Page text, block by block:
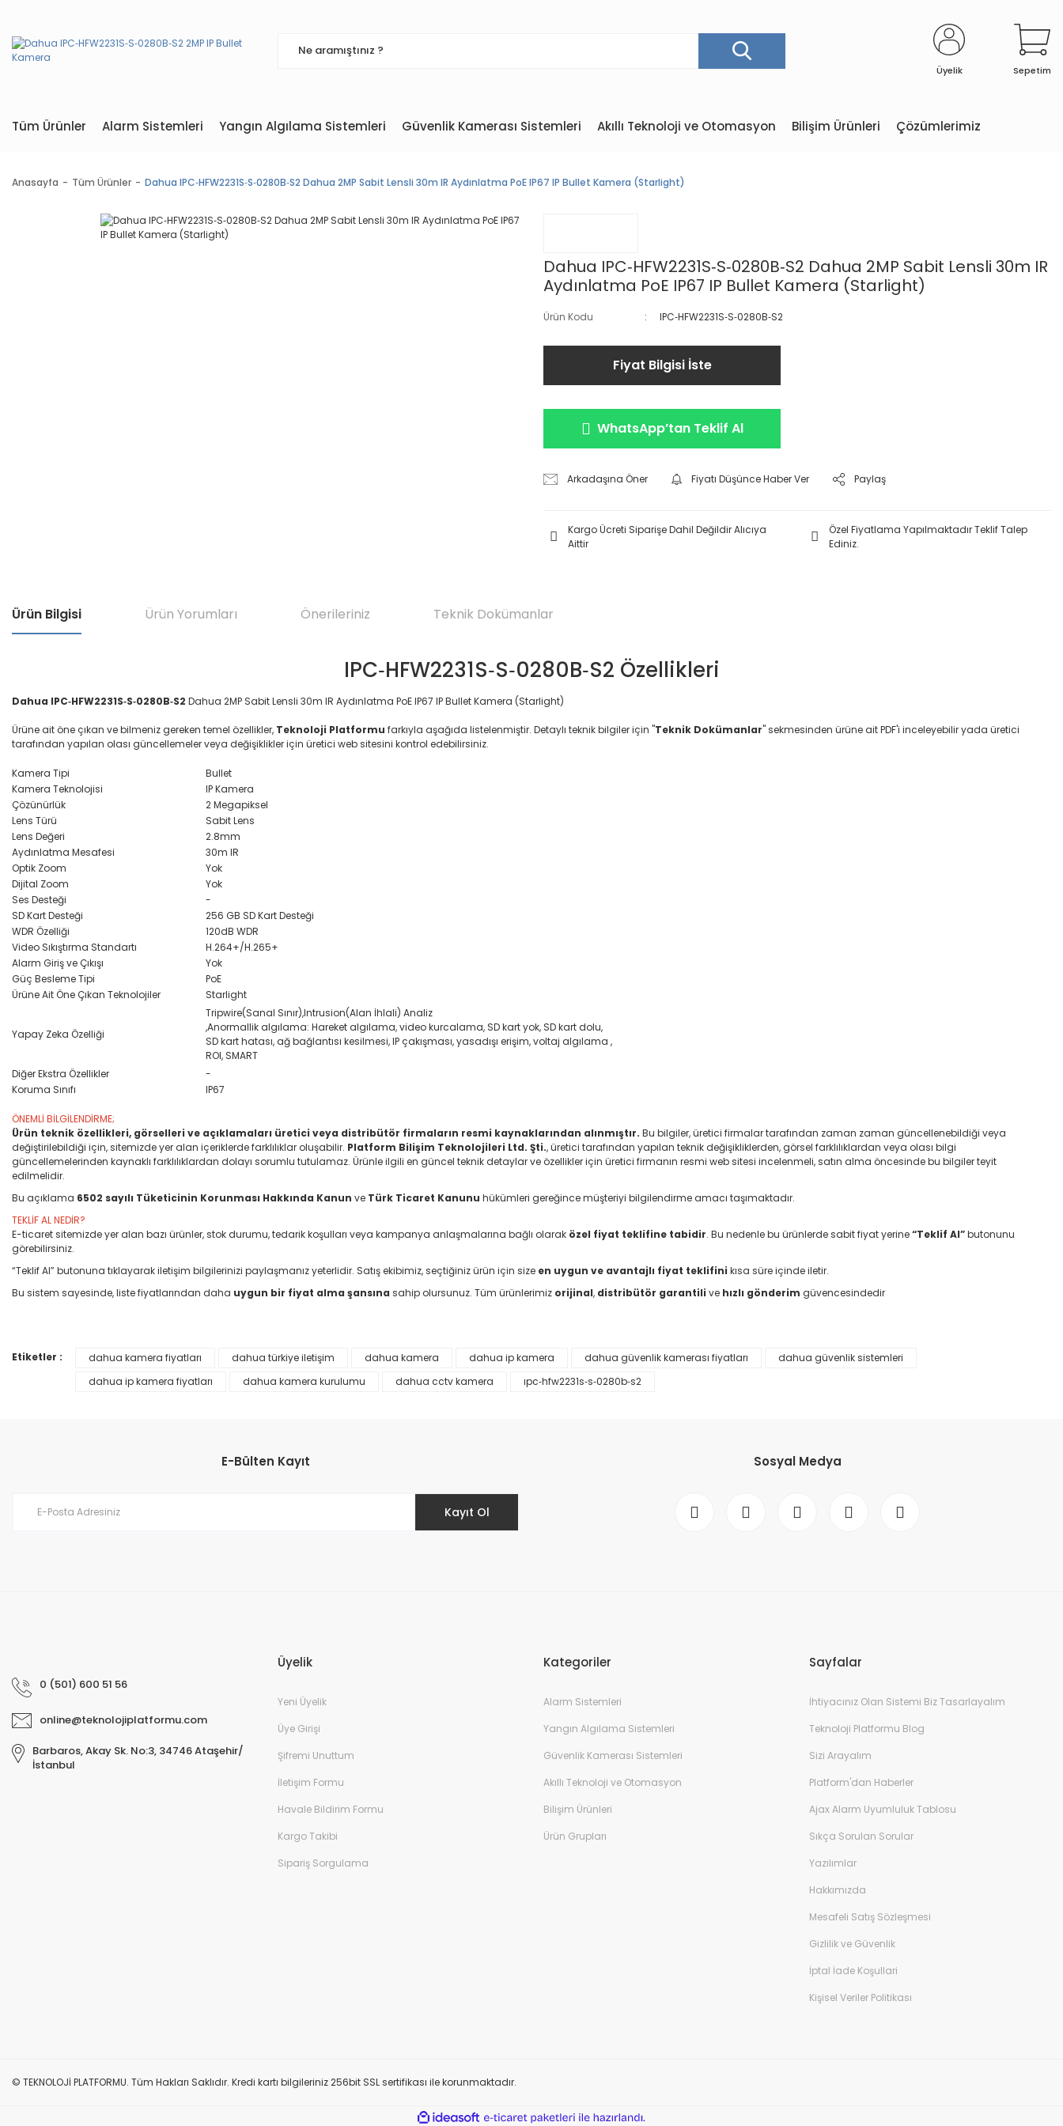
Üyelik Sepetim
Tüm Ürünler Alarm Sistemleri Yangın Algılama Sistemleri Güvenlik Kamerası Sistemleri Akıllı Teknoloji ve Otomasyon Bilişim Ürünleri Çözümlerimiz
Anasayfa Tüm Ürünler Dahua IPC‐HFW2231S‐S‐0280B‐S2 Dahua 2MP Sabit Lensli 30m IR Aydınlatma PoE IP67 IP Bullet Kamera (Starlight)
Dahua IPC‐HFW2231S‐S‐0280B‐S2 Dahua 2MP Sabit Lensli 30m IR
Aydınlatma PoE IP67 IP Bullet Kamera (Starlight)
Ürün Kodu IPC‐HFW2231S‐S‐0280B‐S2
Fiyat Bilgisi İste
WhatsApp’tan Teklif Al
Arkadaşına Öner Fiyatı Düşünce Haber Ver Paylaş
Kargo Ücreti Siparişe Dahil Değildir Alıcıya
Aittir
Özel Fiyatlama Yapılmaktadır Teklif Talep
Ediniz.
Ürün Bilgisi Ürün Yorumları Önerileriniz Teknik Dokümanlar
IPC‐HFW2231S‐S‐0280B‐S2 Özellikleri
Dahua IPC‐HFW2231S‐S‐0280B‐S2 Dahua 2MP Sabit Lensli 30m IR Aydınlatma PoE IP67 IP Bullet Kamera (Starlight)
Ürüne ait öne çıkan ve bilmeniz gereken temel özellikler, Teknoloji Platformu farkıyla aşağıda listelenmiştir. Detaylı teknik bilgiler için "Teknik Dokümanlar" sekmesinden ürüne ait PDF'i inceleyebilir yada üretici
tarafından yapılan olası güncellemeler veya değişiklikler için üretici web sitesini kontrol edebilirsiniz.
Kamera Tipi
Bullet
Kamera Teknolojisi
IP Kamera
Çözünürlük
2 Megapiksel
Lens Türü
Sabit Lens
Lens Değeri
2.8mm
Aydınlatma Mesafesi
30m IR
Optik Zoom
Yok
Dijital Zoom
Yok
Ses Desteği
-
SD Kart Desteği
256 GB SD Kart Desteği
WDR Özelliği
120dB WDR
Video Sıkıştırma Standartı
H.264+/H.265+
Alarm Giriş ve Çıkışı
Yok
Güç Besleme Tipi
PoE
Ürüne Ait Öne Çıkan Teknolojiler
Starlight
Yapay Zeka Özelliği
Tripwire(Sanal Sınır),Intrusion(Alan İhlali) Analiz
,Anormallik algılama: Hareket algılama, video kurcalama, SD kart yok, SD kart dolu,
SD kart hatası, ağ bağlantısı kesilmesi, IP çakışması, yasadışı erişim, voltaj algılama ,
ROI, SMART
Diğer Ekstra Özellikler
-
Koruma Sınıfı
IP67
ÖNEMLİ BİLGİLENDİRME;
Ürün teknik özellikleri, görselleri ve açıklamaları üretici veya distribütör firmaların resmi kaynaklarından alınmıştır. Bu bilgiler, üretici firmalar tarafından zaman zaman güncellenebildiği veya
değiştirilebildiği için, sitemizde yer alan içeriklerde farklılıklar oluşabilir. Platform Bilişim Teknolojileri Ltd. Şti., üretici tarafından yapılan teknik değişikliklerden, görsel farklılıklardan veya olası bilgi
güncellemelerinden kaynaklı farklılıklardan dolayı sorumlu tutulamaz. Ürünle ilgili en güncel teknik detaylar ve özellikler için üretici firmanın resmi web sitesi incelenmeli, satın alma öncesinde bu bilgiler teyit
edilmelidir.
Bu açıklama 6502 sayılı Tüketicinin Korunması Hakkında Kanun ve Türk Ticaret Kanunu hükümleri gereğince müşteriyi bilgilendirme amacı taşımaktadır.
TEKLİF AL NEDİR?
E-ticaret sitemizde yer alan bazı ürünler, stok durumu, tedarik koşulları veya kampanya anlaşmalarına bağlı olarak özel fiyat teklifine tabidir. Bu nedenle bu ürünlerde sabit fiyat yerine“Teklif Al”butonunu
görebilirsiniz.
“Teklif Al” butonuna tıklayarak iletişim bilgilerinizi paylaşmanız yeterlidir. Satış ekibimiz, seçtiğiniz ürün için size en uygun ve avantajlı fiyat teklifini kısa süre içinde iletir.
Bu sistem sayesinde, liste fiyatlarından daha uygun bir fiyat alma şansına sahip olursunuz. Tüm ürünlerimiz orijinal, distribütör garantili ve hızlı gönderim güvencesindedir
Bu ürüne ilk yorumu siz yapın!
Bu ürünün fiyat bilgisi, resim, ürün açıklamalarında ve diğer konularda yetersiz gördüğünüz noktaları öneri formunu kullanarak tarafımıza iletebilirsiniz.
Görüş ve önerileriniz için teşekkür ederiz.
Etiketler : dahua kamera fiyatları dahua türkiye iletişim dahua kamera dahua ip kamera dahua güvenlik kamerası fiyatları
dahua güvenlik sistemleri
dahua ip kamera fiyatları
dahua kamera kurulumu dahua cctv kamera ıpc‐hfw2231s‐s‐0280b‐s2
E-Bülten Kayıt
Kayıt Ol
Sosyal Medya
0 (501) 600 51 56
online@teknolojiplatformu.com
Barbaros, Akay Sk. No:3, 34746 Ataşehir/
İstanbul
Üyelik
Yeni Üyelik
Üye Girişi
Şifremi Unuttum
İletişim Formu
Havale Bildirim Formu
Kargo Takibi
Sipariş Sorgulama
Kategoriler
Alarm Sistemleri
Yangın Algılama Sistemleri
Güvenlik Kamerası Sistemleri
Akıllı Teknoloji ve Otomasyon
Bilişim Ürünleri
Ürün Grupları
Sayfalar
İhtiyacınız Olan Sistemi Biz Tasarlayalım
Teknoloji Platformu Blog
Sizi Arayalım
Platform'dan Haberler
Ajax Alarm Uyumluluk Tablosu
Sıkça Sorulan Sorular
Yazılımlar
Hakkımızda
Mesafeli Satış Sözleşmesi
Gizlilik ve Güvenlik
İptal İade Koşullari
Kişisel Veriler Politikası
© TEKNOLOJİ PLATFORMU. Tüm Hakları Saklıdır. Kredi kartı bilgileriniz 256bit SSL sertifikası ile korunmaktadır.
ideasoft e-